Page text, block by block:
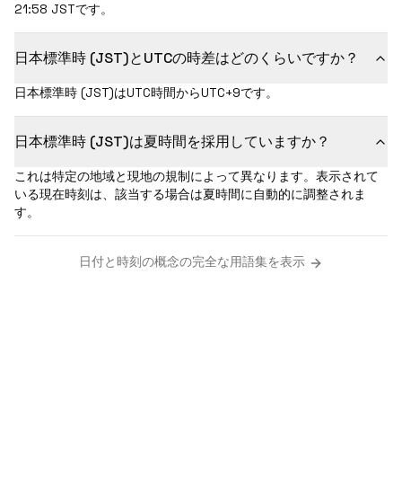
21:58 JSTです。
日本標準時 (JST)とUTCの時差はどのくらいですか？
日本標準時 (JST)はUTC時間からUTC+9です。
日本標準時 (JST)は夏時間を採用していますか？
これは特定の地域と現地の規制によって異なります。表示されて
いる現在時刻は、該当する場合は夏時間に自動的に調整されま
す。
日付と時刻の概念の完全な用語集を表示